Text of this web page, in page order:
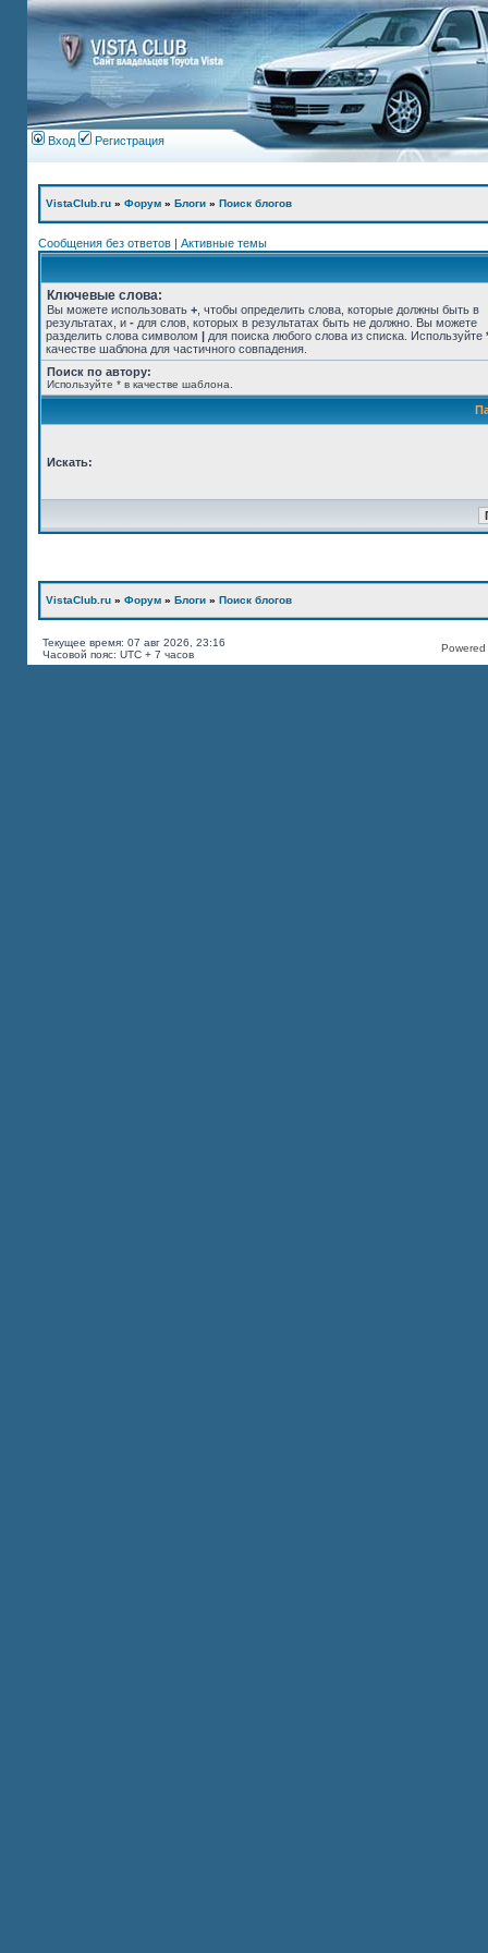
Вход Регистрация
VistaClub.ru » Форум » Блоги » Поиск блогов
Сообщения без ответов | Активные темы
Ключевые слова:
Вы можете использовать + , чтобы определить слова, которые должны быть в
результатах, и - для слов, которых в результатах быть не должно. Вы можете
разделить слова символом | для поиска любого слова из списка. Используйте
качестве шаблона для частичного совпадения.
Поиск по автору:
Используйте * в качестве шаблона.
Искать:
VistaClub.ru » Форум » Блоги » Поиск блогов
Текущее время: 07 авг 2026, 23:16
Часовой пояс: UTC + 7 часов